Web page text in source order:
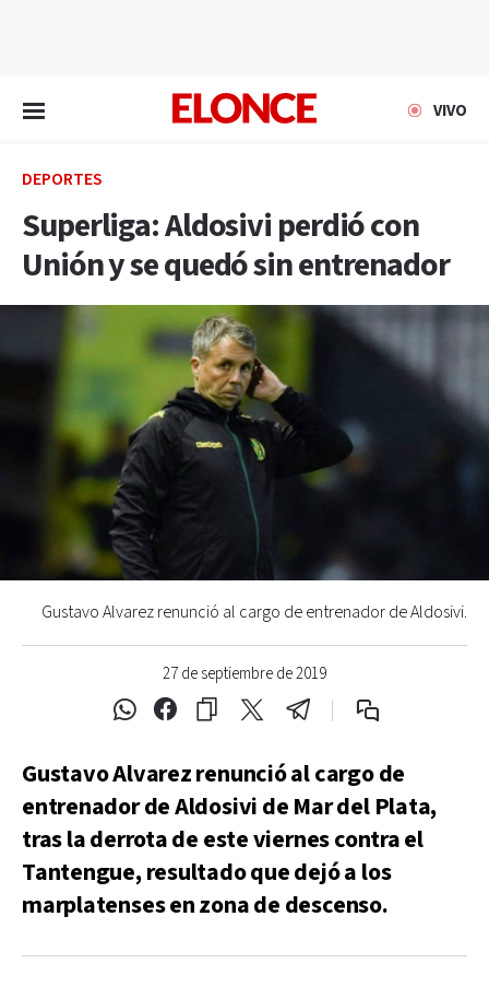
VIVO
DEPORTES
Superliga: Aldosivi perdió con
Unión y se quedó sin entrenador
27 de septiembre de 2019
Gustavo Alvarez renunció al cargo de entrenador de Aldosivi.
Gustavo Alvarez renunció al cargo de
entrenador de Aldosivi de Mar del Plata,
tras la derrota de este viernes contra el
Tantengue, resultado que dejó a los
marplatenses en zona de descenso.